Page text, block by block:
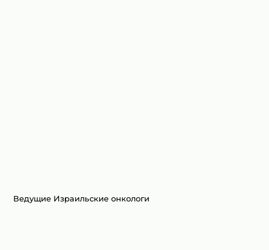
Ведущие Израильские онкологи